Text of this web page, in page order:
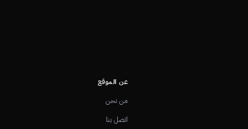
عن الموقع
من نحن
اتصل بنا